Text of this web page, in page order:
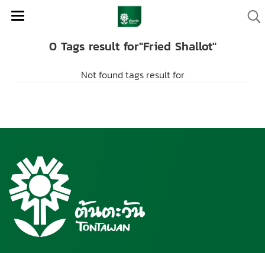
0 Tags result for"Fried Shallot"
Not found tags result for